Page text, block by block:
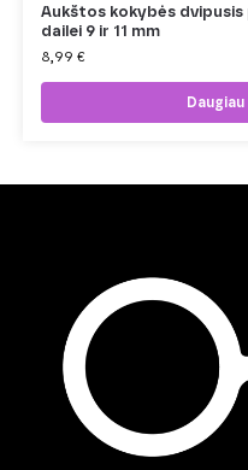
Aukštos kokybės
dailei 9 ir 11 mm
8,99 €
Daugiau